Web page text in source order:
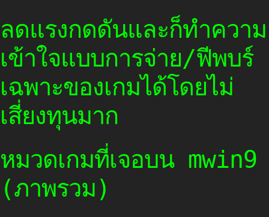
ลดแรงกดดันและก็ทำความ
เข้าใจแบบการจ่าย/ฟีพบร์
เฉพาะของเกมได้โดยไม่
เสี่ยงทุนมาก
หมวดเกมที่เจอบน mwin9
(ภาพรวม)